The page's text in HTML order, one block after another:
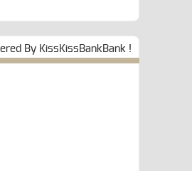
By KissKissBankBank !